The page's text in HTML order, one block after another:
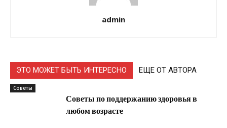
admin
ЭТО МОЖЕТ БЫТЬ ИНТЕРЕСНО ЕЩЕ ОТ АВТОРА
Советы
Советы по поддержанию здоровья в
любом возрасте